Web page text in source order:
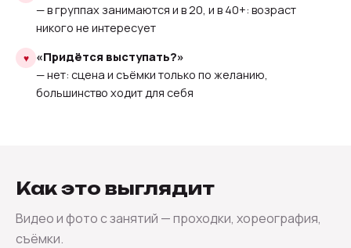
— в группах занимаются и в 20, и в 40+: возраст
никого не интересует
«Придётся выступать?»
— нет: сцена и съёмки только по желанию,
большинство ходит для себя
Как это выглядит
Видео и фото с занятий — проходки, хореография,
съёмки.